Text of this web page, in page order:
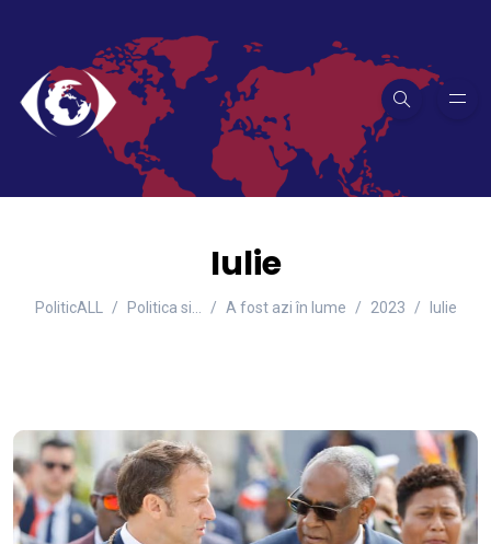
Iulie
PoliticALL Politica si… A fost azi în lume 2023 Iulie